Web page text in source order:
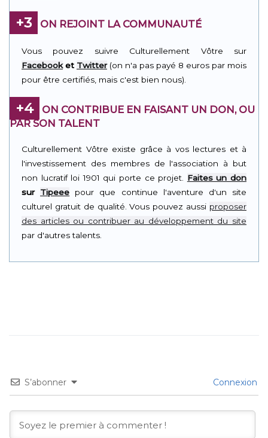
+3 ON REJOINT LA COMMUNAUTÉ
Vous pouvez suivre Culturellement Vôtre sur
Facebooket Twitter(on n'a pas payé 8 euros par mois
pour être certifiés, mais c'est bien nous).
+4
ON CONTRIBUE EN FAISANT UN DON, OU
PAR SON TALENT
Culturellement Vôtre existe grâce à vos lectures et à
l'investissement des membres de l'association à but
non lucratif loi 1901 qui porte ce projet. Faites un don
sur Tipeee pour que continue l'aventure d'un site
culturel gratuit de qualité. Vous pouvez aussi proposer
des articles ou contribuer au développement du site
par d'autres talents.
S’abonner Connexion